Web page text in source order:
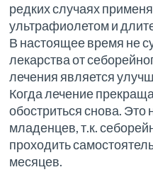
редких случаях
ультрафиолетом и
В настоящее время не
лекарства от
лечения является
Когда лечение
обостриться снова. Это
младенцев, т.к.
проходить
месяцев.